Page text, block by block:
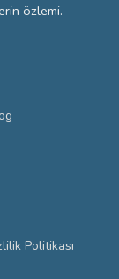
özlemi.
Politikası